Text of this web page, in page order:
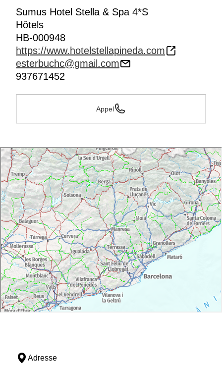
Sumus Hotel Stella & Spa 4*S
Hôtels
HB-000948
https://www.hotelstellapineda.com
esterbuchc@gmail.com
937671452
Appel
Adresse